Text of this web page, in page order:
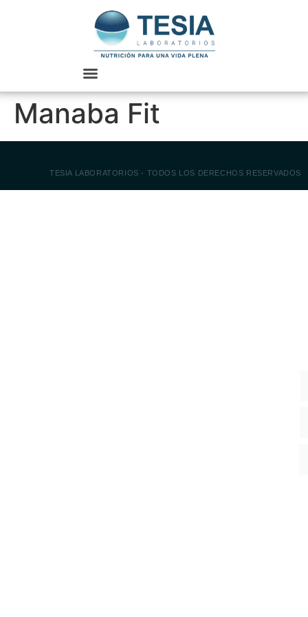
Manaba Fit
TESIA LABORATORIOS - TODOS LOS DERECHOS RESERVADOS